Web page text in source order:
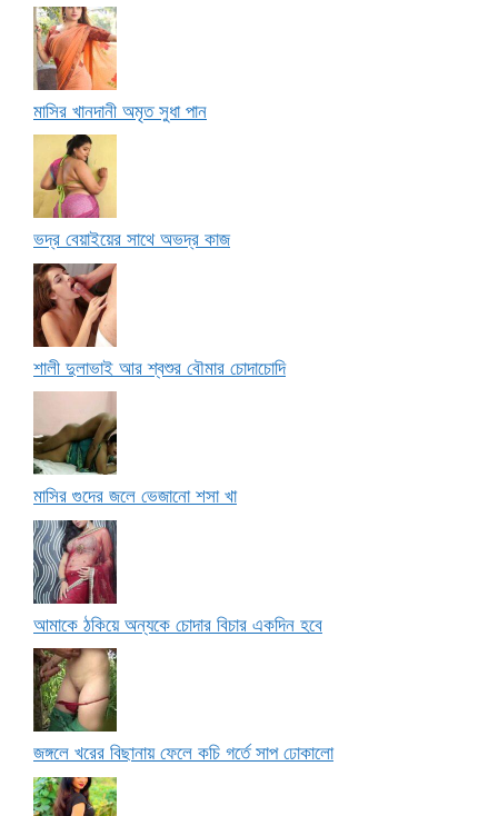
মাসির খানদানী অমৃত সুধা পান
ভদ্র বেয়াইয়ের সাথে অভদ্র কাজ
শালী দুলাভাই আর শ্বশুর বৌমার চোদাচোদি
মাসির গুদের জলে ভেজানো শসা খা
আমাকে ঠকিয়ে অন্যকে চোদার বিচার একদিন হবে
জঙ্গলে খরের বিছানায় ফেলে কচি গর্তে সাপ ঢোকালো